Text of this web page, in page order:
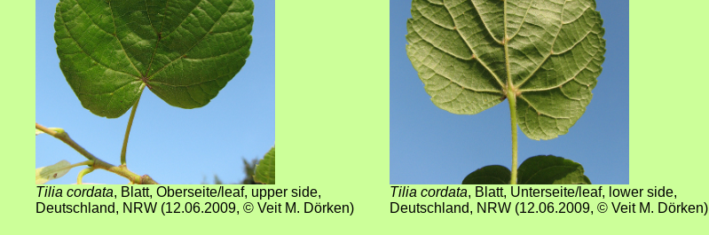
Tilia cordata, Blatt, Oberseite/leaf, upper side,
Deutschland, NRW (12.06.2009, © Veit M. Dörken)
Tilia cordata, Blatt, Unterseite/leaf, lower side,
Deutschland, NRW (12.06.2009, © Veit M. Dörken)